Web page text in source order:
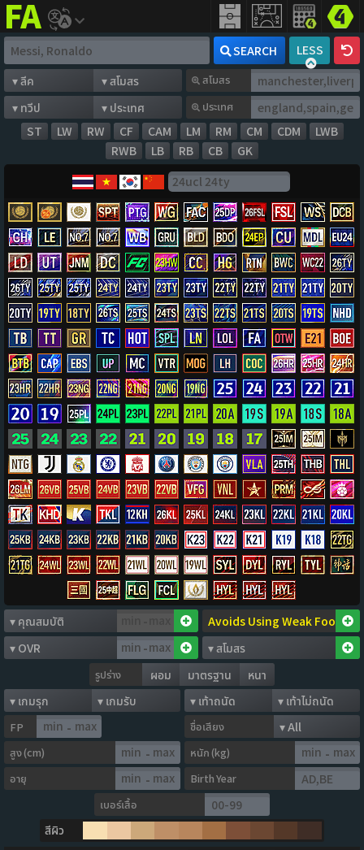
FIFAaddict SEARCH LESS
สโมสร
ประเทศ
ST LW RW CF CAM LM RM CM CDM
LWB
RWB
LB RB CB GK
-
รูปร่าง ผอม มาตรฐาน หนา
FP -
ชื่อเสียง
สูง (cm)
- หนัก (kg) -
อายุ -
Birth Year
เบอร์เสื้อ
สีผิว